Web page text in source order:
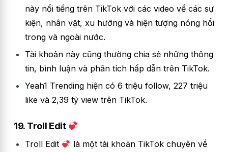
này nổi tiếng trên TikTok với các video về các sự
kiện, nhân vật, xu hướng và hiện tượng nóng hổi
trong và ngoài nước.
Tài khoản này cũng thường chia sẻ những thông
tin, bình luận và phân tích hấp dẫn trên TikTok.
Yeah1 Trending hiện có 6 triệu follow, 227 triệu
like và 2,39 tỷ view trên TikTok.
19. Troll Edit
Troll Edit
là một tài khoản TikTok chuyên về